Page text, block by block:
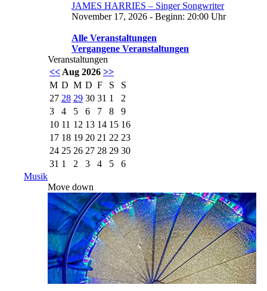
JAMES HARRIES – Singer Songwriter
November 17, 2026 - Beginn: 20:00 Uhr
Alle Veranstaltungen
Vergangene Veranstaltungen
Veranstaltungen
<< Aug 2026 >>
M D M D F S
S
27 28 29 30 31 1
2
3
4 5 6 7 8
9
10 11 12 13 14 15 16
17 18 19 20 21 22 23
24 25 26 27 28 29 30
31 1 2 3 4 5
6
Musik
Move down